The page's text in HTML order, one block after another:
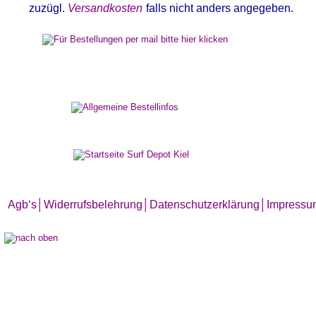
Agb‘s Widerrufsbelehrung│ Datenschutzerklärung│
zuzügl. Versandkosten falls nicht anders angegeben.